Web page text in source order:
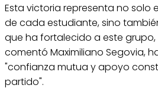
Esta victoria representa no solo
de cada estudiante, sino
que ha fortalecido a este grupo,
comentó Maximiliano Segovia,
"confianza mutua y apoyo
partido".